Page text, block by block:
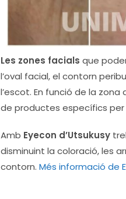
Les zones facials que
l’oval facial, el contorn
l’escot. En funció de la
de productes específics per
Amb Eyecon d’Utsukusy
disminuint la coloració, les
contorn. Més informació de